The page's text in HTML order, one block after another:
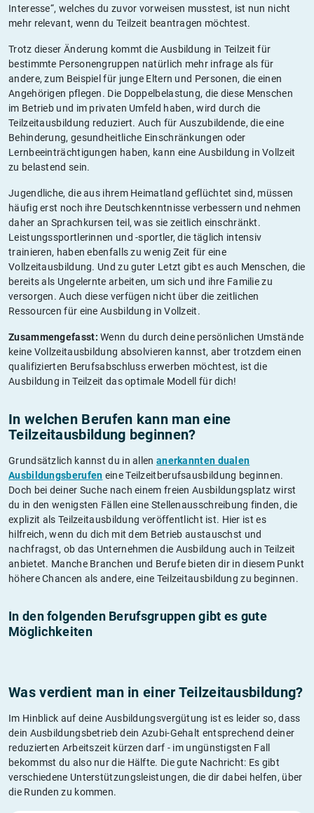
Interesse“, welches du zuvor vorweisen musstest, ist nun nicht
mehr relevant, wenn du Teilzeit beantragen möchtest.
Trotz dieser Änderung kommt die Ausbildung in Teilzeit für
bestimmte Personengruppen natürlich mehr infrage als für
andere, zum Beispiel für junge Eltern und Personen, die einen
Angehörigen pflegen. Die Doppelbelastung, die diese Menschen
im Betrieb und im privaten Umfeld haben, wird durch die
Teilzeitausbildung reduziert. Auch für Auszubildende, die eine
Behinderung, gesundheitliche Einschränkungen oder
Lernbeeinträchtigungen haben, kann eine Ausbildung in Vollzeit
zu belastend sein.
Jugendliche, die aus ihrem Heimatland geflüchtet sind, müssen
häufig erst noch ihre Deutschkenntnisse verbessern und nehmen
daher an Sprachkursen teil, was sie zeitlich einschränkt.
Leistungssportlerinnen und -sportler, die täglich intensiv
trainieren, haben ebenfalls zu wenig Zeit für eine
Vollzeitausbildung. Und zu guter Letzt gibt es auch Menschen, die
bereits als Ungelernte arbeiten, um sich und ihre Familie zu
versorgen. Auch diese verfügen nicht über die zeitlichen
Ressourcen für eine Ausbildung in Vollzeit.
Zusammengefasst: Wenn du durch deine persönlichen Umstände
keine Vollzeitausbildung absolvieren kannst, aber trotzdem einen
qualifizierten Berufsabschluss erwerben möchtest, ist die
Ausbildung in Teilzeit das optimale Modell für dich!
In welchen Berufen kann man eine
Teilzeitausbildung beginnen?
Grundsätzlich kannst du in allen anerkannten dualen
Ausbildungsberufen eine Teilzeitberufsausbildung beginnen.
Doch bei deiner Suche nach einem freien Ausbildungsplatz wirst
du in den wenigsten Fällen eine Stellenausschreibung finden, die
explizit als Teilzeitausbildung veröffentlicht ist. Hier ist es
hilfreich, wenn du dich mit dem Betrieb austauschst und
nachfragst, ob das Unternehmen die Ausbildung auch in Teilzeit
anbietet. Manche Branchen und Berufe bieten dir in diesem Punkt
höhere Chancen als andere, eine Teilzeitausbildung zu beginnen.
In den folgenden Berufsgruppen gibt es gute
Möglichkeiten
Was verdient man in einer Teilzeitausbildung?
Im Hinblick auf deine Ausbildungsvergütung ist es leider so, dass
dein Ausbildungsbetrieb dein Azubi-Gehalt entsprechend deiner
reduzierten Arbeitszeit kürzen darf - im ungünstigsten Fall
bekommst du also nur die Hälfte. Die gute Nachricht: Es gibt
verschiedene Unterstützungsleistungen, die dir dabei helfen, über
die Runden zu kommen.